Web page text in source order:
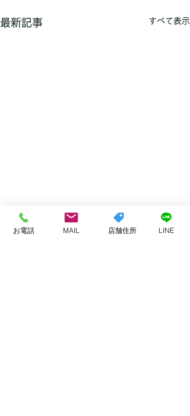
最新記事 すべて表示
お電話 MAIL 店舗住所 LINE